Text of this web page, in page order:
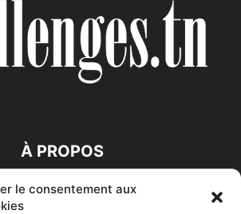
le consentement aux
À PROPOS
SUIVEZ NOUS